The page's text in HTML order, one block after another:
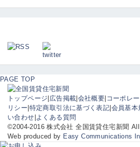
PAGE TOP
トップページ 広告掲載 会社概要 コーポレ
リシー 特定商取引法に基づく表記 会員基本
い合わせ よくある質問
©2004-2016 株式会社 全国賃貸住宅新聞
Web produced by Easy Communications